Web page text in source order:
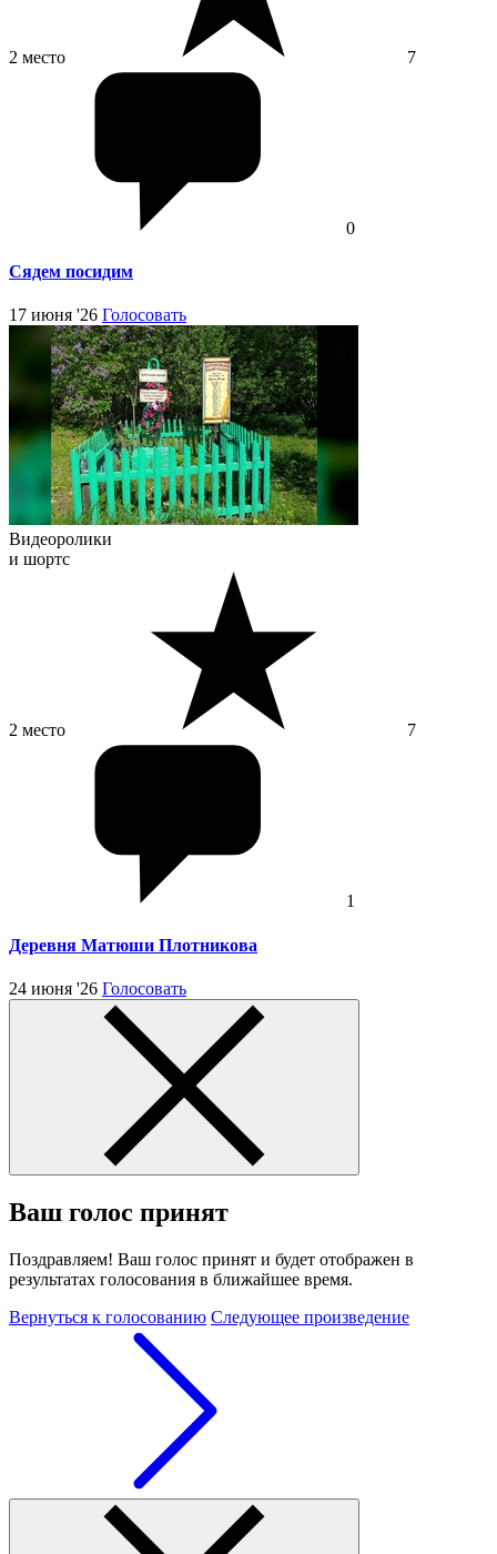
2 место 7
0
Сядем посидим
17 июня '26 Голосовать
Видеоролики
и шортс
2 место 7
1
Деревня Матюши Плотникова
24 июня '26 Голосовать
Ваш голос принят
Поздравляем! Ваш голос принят и будет отображен в
результатах голосования в ближайшее время.
Вернуться к голосованию Следующее произведение